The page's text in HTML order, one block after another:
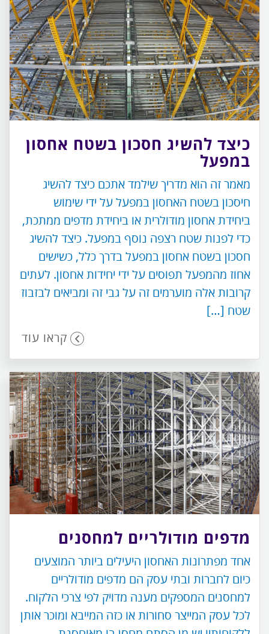
כיצד להשיג חסכון בשטח אחסון
במפעל
מאמר זה הוא מדריך שילמד אתכם כיצד להשיג
חיסכון בשטח האחסון במפעל על ידי שימוש
ביחידת אחסון מודולרית או ביחידת מדפים ממתכת,
כדי לפנות שטח רצפה נוסף במפעל. כיצד להשיג
חסכון בשטח אחסון במפעל בדרך כלל, כשישים
אחוז מהמפעל תפוסים על ידי יחידות אחסון. לעתים
קרובות אלה מוערמים זה על גבי זה ומביאים לבזבוז
שטח […]
קראו עוד
מדפים מודולריים למחסנים
אחד מפתרונות האחסון היעילים ביותר המוצעים
כיום לחברות ובתי עסק הם מדפים מודולריים
למחסנים המספקים מענה מדויק לפי צרכי הלקוח.
לכל עסק המייצר סחורות או כזה המייבא ומוכר אותן